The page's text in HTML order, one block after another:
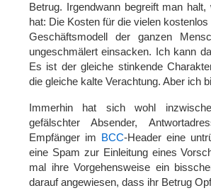
Betrug. Irgendwann begreift man
hat: Die Kosten für die vielen
Geschäftsmodell der ganzen
ungeschmälert einsacken. Ich kann
Es ist der gleiche stinkende
die gleiche kalte Verachtung. Aber ich
Immerhin hat sich wohl
gefälschter Absender,
Empfänger im BCC-Header eine
eine Spam zur Einleitung eines
mal ihre Vorgehensweise ein
darauf angewiesen, dass ihr Betrug